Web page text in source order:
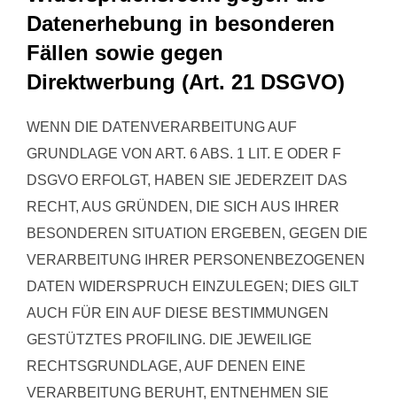
Datenerhebung in besonderen
Fällen sowie gegen
Direktwerbung (Art. 21 DSGVO)
WENN DIE DATENVERARBEITUNG AUF
GRUNDLAGE VON ART. 6 ABS. 1 LIT. E ODER F
DSGVO ERFOLGT, HABEN SIE JEDERZEIT DAS
RECHT, AUS GRÜNDEN, DIE SICH AUS IHRER
BESONDEREN SITUATION ERGEBEN, GEGEN DIE
VERARBEITUNG IHRER PERSONENBEZOGENEN
DATEN WIDERSPRUCH EINZULEGEN; DIES GILT
AUCH FÜR EIN AUF DIESE BESTIMMUNGEN
GESTÜTZTES PROFILING. DIE JEWEILIGE
RECHTSGRUNDLAGE, AUF DENEN EINE
VERARBEITUNG BERUHT, ENTNEHMEN SIE